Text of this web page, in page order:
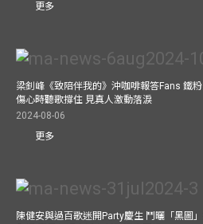
更多
梁釗峰《致陪伴我的》沖咖啡報答Fans 鐵
傷心時聽歌撐住 見真人激動落淚
2024-08-06
更多
陳健安與過百歌迷開Party慶生 鬥曬「黑圖